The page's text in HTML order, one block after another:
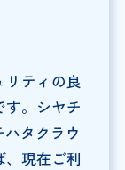
ティの良
す。シヤチ
タクラウ
、現在ご利